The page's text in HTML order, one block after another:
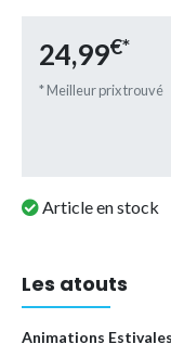
24,99€*
* Meilleur prix trouvé
Article en stock
Les atouts
Animations